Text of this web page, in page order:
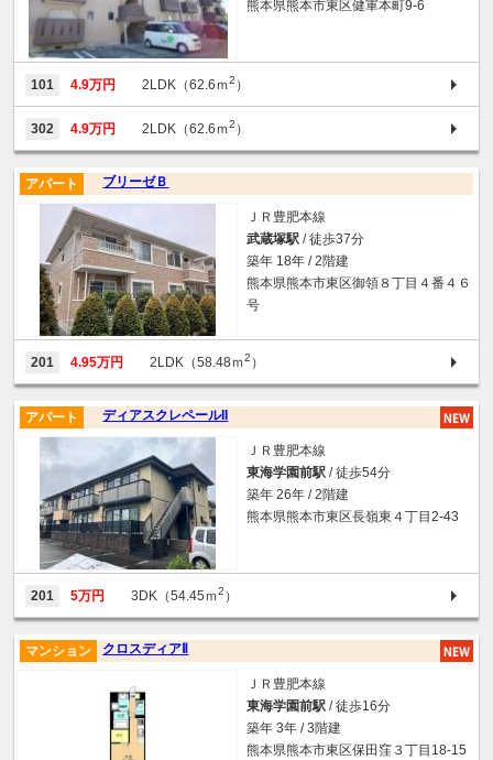
熊本県熊本市東区健軍本町9-6
101 4.9万円 2LDK（62.6ｍ2 ）
302 4.9万円 2LDK（62.6ｍ2 ）
ブリーゼＢ
アパート
ＪＲ豊肥本線
武蔵塚駅 / 徒歩37分
築年 18年 / 2階建
熊本県熊本市東区御領８丁目４番４６
号
201 4.95万円 2LDK（58.48ｍ2 ）
ディアスクレペールII
アパート
ＪＲ豊肥本線
東海学園前駅 / 徒歩54分
築年 26年 / 2階建
熊本県熊本市東区長嶺東４丁目2-43
201 5万円 3DK（54.45ｍ2 ）
クロスディアⅡ
マンション
ＪＲ豊肥本線
東海学園前駅 / 徒歩16分
築年 3年 / 3階建
熊本県熊本市東区保田窪３丁目18-15